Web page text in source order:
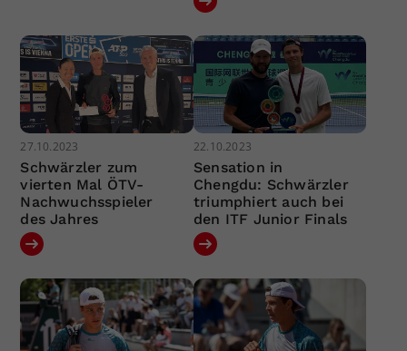
27.10.2023
Schwärzler zum
vierten Mal ÖTV-
Nachwuchsspieler
des Jahres
22.10.2023
Sensation in
Chengdu: Schwärzler
triumphiert auch bei
den ITF Junior Finals